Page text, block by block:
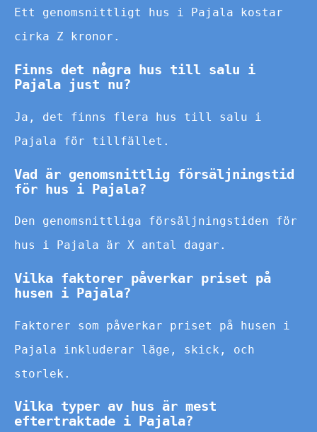
Ett genomsnittligt hus i Pajala kostar
cirka Z kronor.
Finns det några hus till salu i
Pajala just nu?
Ja, det finns flera hus till salu i
Pajala för tillfället.
Vad är genomsnittlig försäljningstid
för hus i Pajala?
Den genomsnittliga försäljningstiden för
hus i Pajala är X antal dagar.
Vilka faktorer påverkar priset på
husen i Pajala?
Faktorer som påverkar priset på husen i
Pajala inkluderar läge, skick, och
storlek.
Vilka typer av hus är mest
eftertraktade i Pajala?